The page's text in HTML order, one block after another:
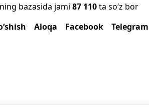
bazasida jami 87 110ta so‘z bor
Aloqa Facebook Telegram